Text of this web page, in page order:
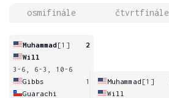
osmifinále čtvrtfinále
Muhammad[1]
2
Will
3-6, 6-3, 10-6
Gibbs
1
Guarachi
Muhammad [1]
Will